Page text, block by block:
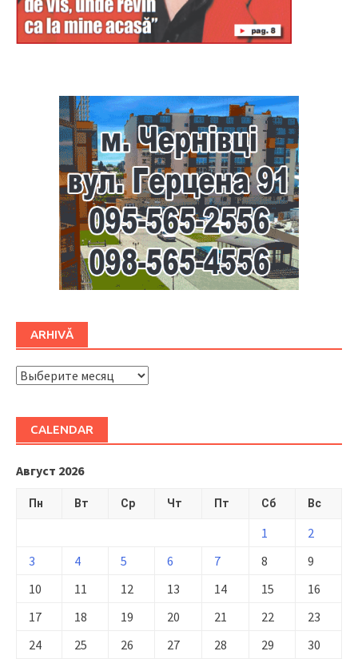
ARHIVĂ
ARHIVĂ
CALENDAR
Август 2026
Пн Вт Ср Чт Пт Сб Вс
1
2
3
4 5 6 7 8
9
10
11 12 13 14 15
16
17
18 19 20 21 22
23
24
25 26 27 28 29
30